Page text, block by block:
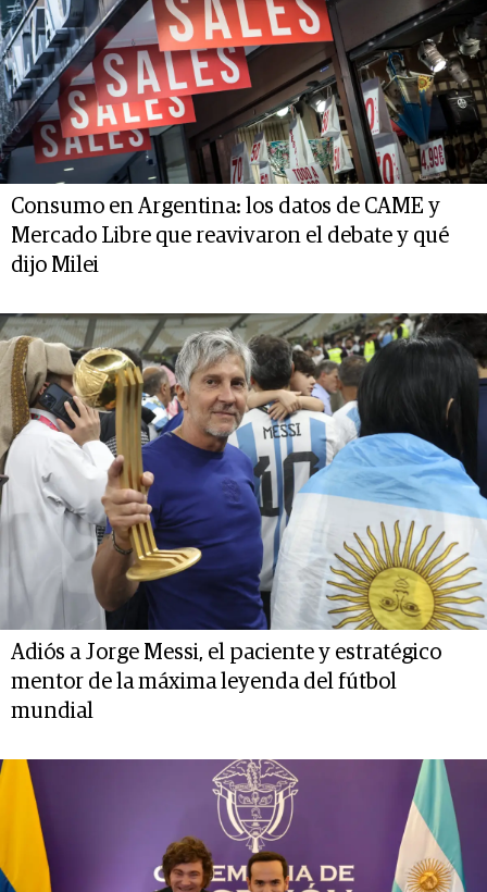
Consumo en Argentina: los datos de CAME y
Mercado Libre que reavivaron el debate y qué
dijo Milei
Adiós a Jorge Messi, el paciente y estratégico
mentor de la máxima leyenda del fútbol
mundial